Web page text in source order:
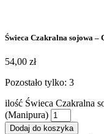
Świeca Czakralna sojowa –
54,00 zł
Pozostało tylko: 3
ilość Świeca Czakralna
(Manipura)
Dodaj do koszyka